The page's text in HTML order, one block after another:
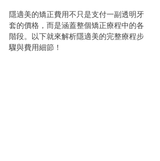
隱適美的矯正費用不只是支付一副透明牙
套的價格，而是涵蓋整個矯正療程中的各
階段。以下就來解析隱適美的完整療程步
驟與費用細節！